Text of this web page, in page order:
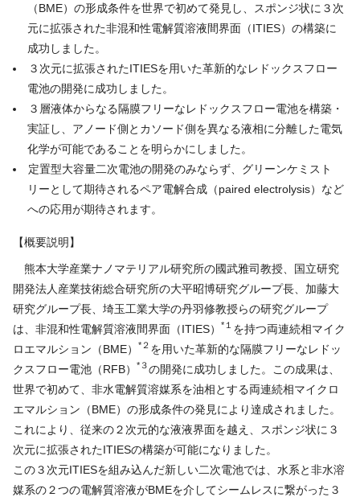
（BME）の形成条件を世界で初めて発見し、スポンジ状に３次
元に拡張された非混和性電解質溶液間界面（ITIES）の構築に
成功しました。
３次元に拡張されたITIESを用いた革新的なレドックスフロー
電池の開発に成功しました。
３層液体からなる隔膜フリーなレドックスフロー電池を構築・
実証し、アノード側とカソード側を異なる液相に分離した電気
化学が可能であることを明らかにしました。
定置型大容量二次電池の開発のみならず、グリーンケミスト
リーとして期待されるペア電解合成（paired electrolysis）など
への応用が期待されます。
【概要説明】
熊本大学産業ナノマテリアル研究所の國武雅司教授、国立研究
開発法人産業技術総合研究所の大平昭博研究グループ長、加藤大
研究グループ長、埼玉工業大学の丹羽修教授らの研究グループ
は、非混和性電解質溶液間界面（ITIES）
*１ を持つ両連続相マイク
ロエマルション（BME）
*２ を用いた革新的な隔膜フリーなレドッ
クスフロー電池（RFB）
*３の開発に成功しました。この成果は、
世界で初めて、非水電解質溶媒系を油相とする両連続相マイクロ
エマルション（BME）の形成条件の発見により達成されました。
これにより、従来の２次元的な液液界面を越え、スポンジ状に３
次元に拡張されたITIESの構築が可能になりました。
この３次元ITIESを組み込んだ新しい二次電池では、水系と非水溶
媒系の２つの電解質溶液がBMEを介してシームレスに繋がった３